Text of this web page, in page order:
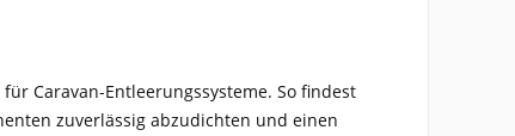
Caravan-Entleerungssysteme. So findest
zuverlässig abzudichten und einen